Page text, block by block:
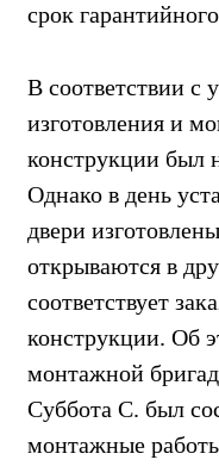
срок
В соответствии с
изготовления и
конструкции был
Однако в день
двери
открываются в
соответствует
конструкции. Об
монтажной
Суббота С. был
монтажные